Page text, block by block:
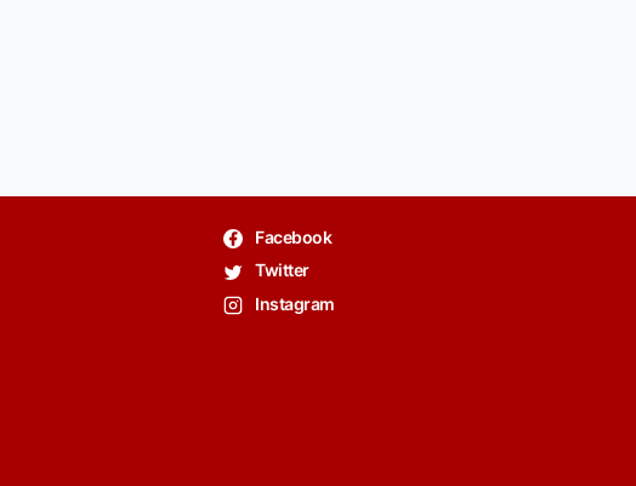
Facebook
Twitter
Instagram